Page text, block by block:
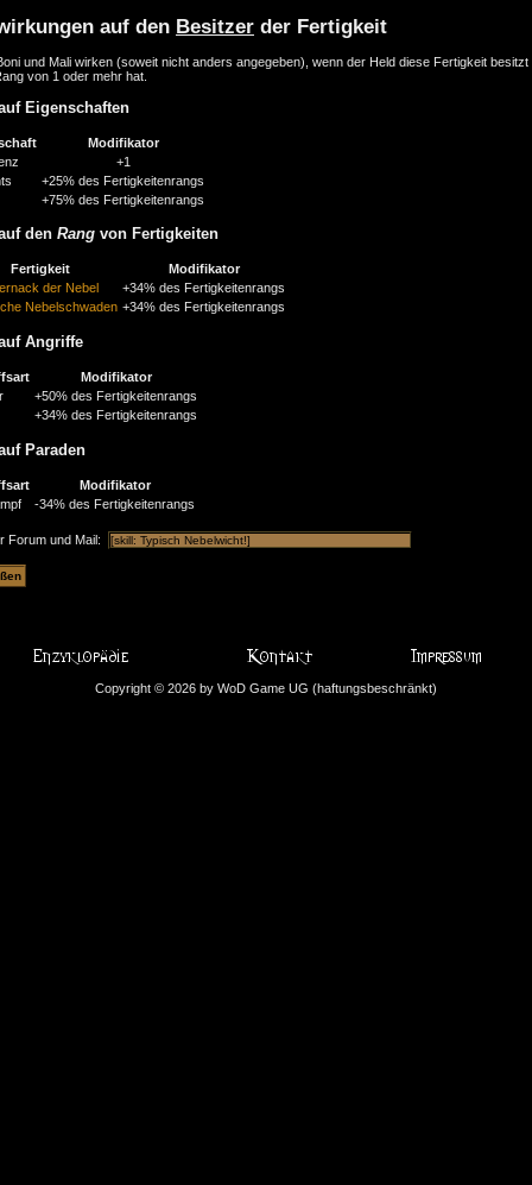
auf den Besitzer der Fertigkeit
und Mali wirken (soweit nicht anders angegeben), wenn der Held diese Fertigkeit besitzt
von 1 oder mehr hat.
Eigenschaften
Modifikator
+1
+25% des Fertigkeitenrangs
+75% des Fertigkeitenrangs
den Rang von Fertigkeiten
Fertigkeit
Modifikator
der Nebel
+34% des Fertigkeitenrangs
Nebelschwaden +34% des Fertigkeitenrangs
Angriffe
Modifikator
+50% des Fertigkeitenrangs
+34% des Fertigkeitenrangs
Paraden
Modifikator
-34% des Fertigkeitenrangs
Forum und Mail:
Copyright © 2026 by WoD Game UG (haftungsbeschränkt)